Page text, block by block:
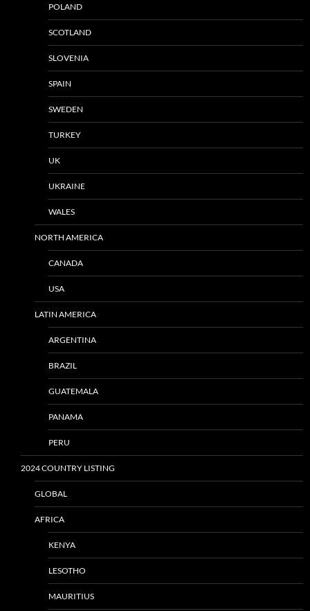
POLAND
SCOTLAND
SLOVENIA
SPAIN
SWEDEN
TURKEY
UK
UKRAINE
WALES
NORTH AMERICA
CANADA
USA
LATIN AMERICA
ARGENTINA
BRAZIL
GUATEMALA
PANAMA
PERU
2024 COUNTRY LISTING
GLOBAL
AFRICA
KENYA
LESOTHO
MAURITIUS